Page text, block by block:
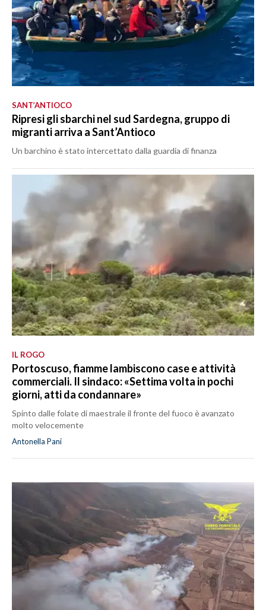
SANT’ANTIOCO
Ripresi gli sbarchi nel sud Sardegna, gruppo di
migranti arriva a Sant’Antioco
Un barchino è stato intercettato dalla guardia di finanza
IL ROGO
Portoscuso, fiamme lambiscono case e attività
commerciali. Il sindaco: «Settima volta in pochi
giorni, atti da condannare»
Spinto dalle folate di maestrale il fronte del fuoco è avanzato
molto velocemente
Antonella Pani